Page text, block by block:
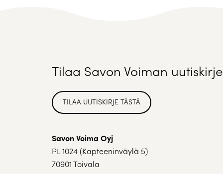
Tilaa Savon Voiman uutiskirje
TILAA UUTISKIRJE TÄSTÄ
Savon Voima Oyj
PL 1024 (Kapteeninväylä 5)
70901 Toivala